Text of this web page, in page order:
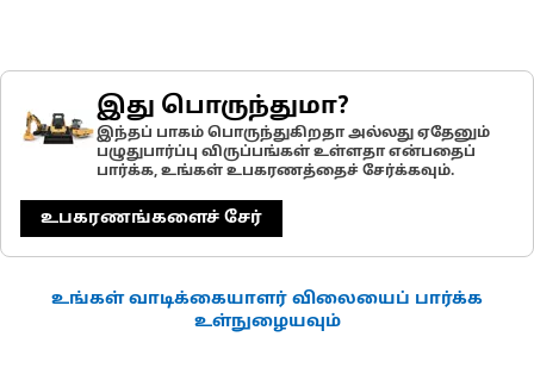
இது பொருந்துமா?
இந்தப் பாகம் பொருந்துகிறதா அல்லது ஏதேனும்
பழுதுபார்ப்பு விருப்பங்கள் உள்ளதா என்பதைப்
பார்க்க, உங்கள் உபகரணத்தைச் சேர்க்கவும்.
உபகரணங்களைச் சேர்
உங்கள் வாடிக்கையாளர் விலையைப் பார்க்க
உள்நுழையவும்